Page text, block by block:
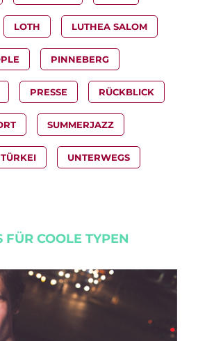
LOTH LUTHEA SALOM
PINNEBERG
PRESSE RÜCKBLICK
SUMMERJAZZ
TÜRKEI UNTERWEGS
FÜR COOLE TYPEN